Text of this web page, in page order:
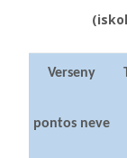
Verseny
pontos neve